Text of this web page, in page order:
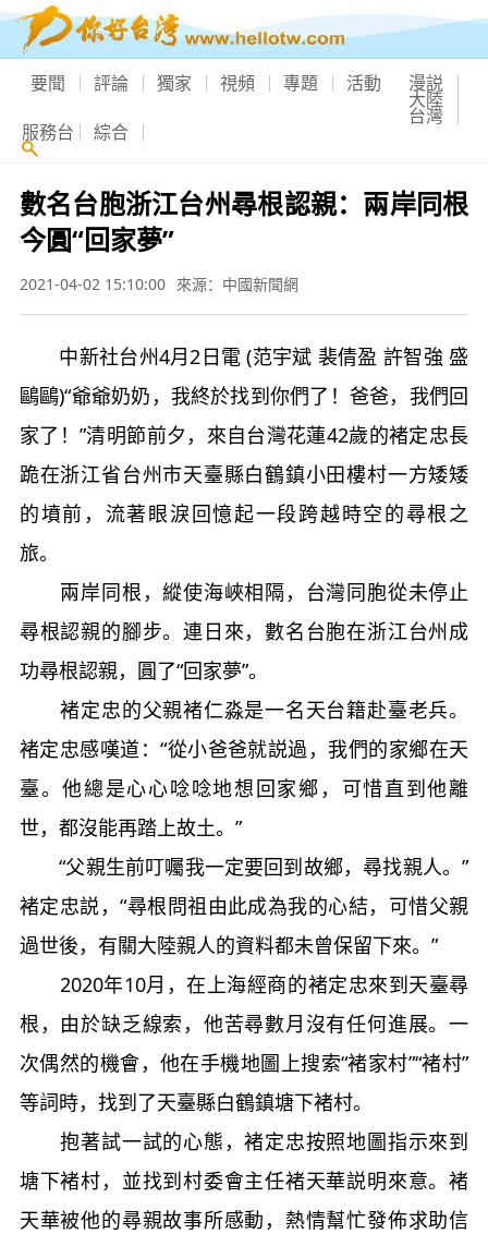
要聞 評論 獨家 視頻 專題 活動 漫説
大陸
台灣
服務台 綜合
數名台胞浙江台州尋根認親：兩岸同根
今圓“回家夢”
2021-04-02 15:10:00 來源：中國新聞網
中新社台州4月2日電 (范宇斌 裴倩盈 許智強 盛
鷗鷗)“爺爺奶奶，我終於找到你們了！爸爸，我們回
家了！”清明節前夕，來自台灣花蓮42歲的褚定忠長
跪在浙江省台州市天臺縣白鶴鎮小田樓村一方矮矮
的墳前，流著眼淚回憶起一段跨越時空的尋根之
旅。
兩岸同根，縱使海峽相隔，台灣同胞從未停止
尋根認親的腳步。連日來，數名台胞在浙江台州成
功尋根認親，圓了“回家夢”。
褚定忠的父親褚仁淼是一名天台籍赴臺老兵。
褚定忠感嘆道：“從小爸爸就説過，我們的家鄉在天
臺。他總是心心唸唸地想回家鄉，可惜直到他離
世，都沒能再踏上故土。”
“父親生前叮囑我一定要回到故鄉，尋找親人。”
褚定忠説，“尋根問祖由此成為我的心結，可惜父親
過世後，有關大陸親人的資料都未曾保留下來。”
2020年10月，在上海經商的褚定忠來到天臺尋
根，由於缺乏線索，他苦尋數月沒有任何進展。一
次偶然的機會，他在手機地圖上搜索“褚家村”“褚村”
等詞時，找到了天臺縣白鶴鎮塘下褚村。
抱著試一試的心態，褚定忠按照地圖指示來到
塘下褚村，並找到村委會主任褚天華説明來意。褚
天華被他的尋親故事所感動，熱情幫忙發佈求助信